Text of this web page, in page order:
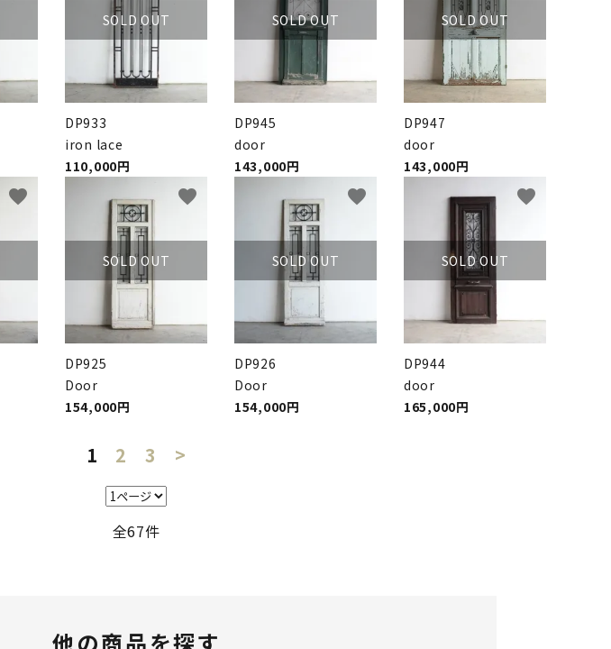
SOLD OUT
DP933
iron lace
110,000円
SOLD OUT
DP945
door
143,000円
SOLD OUT
DP947
door
143,000円
favorite
SOLD OUT
DP925
Door
154,000円
favorite
SOLD OUT
DP926
Door
154,000円
favorite
SOLD OUT
DP944
door
165,000円
favorite
1 2 3 >
全67件